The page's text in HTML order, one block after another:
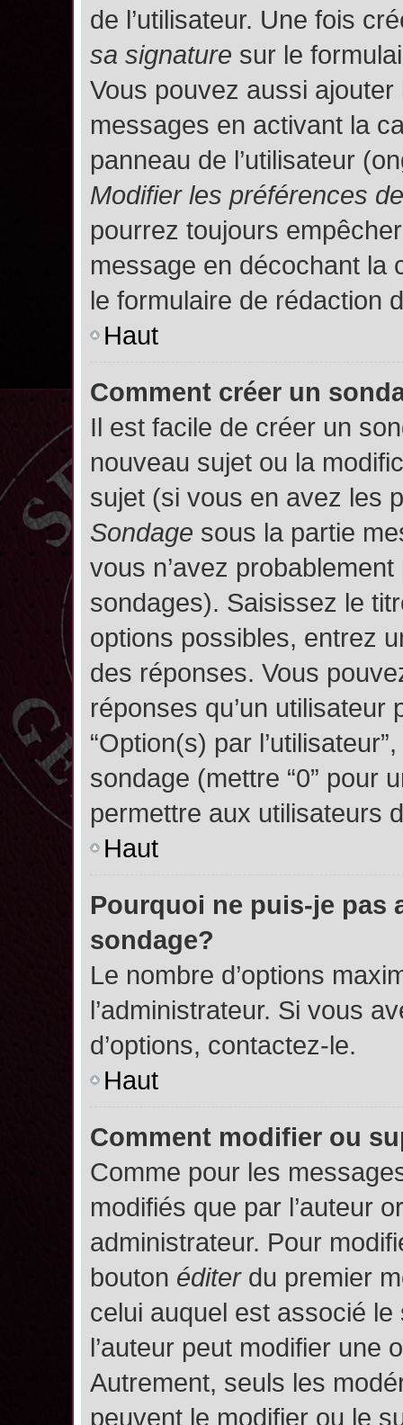
de l’utilisateur. Une fois
sa signature sur le
Vous pouvez aussi
messages en activant la
panneau de l’utilisateur
Modifier les préférences
pourrez toujours
message en décochant la
le formulaire de rédaction
Haut
Comment créer un
Il est facile de créer un
nouveau sujet ou la
sujet (si vous en avez les
Sondage sous la partie
vous n’avez
sondages). Saisissez le
options possibles, entrez
des réponses. Vous
réponses qu’un
“Option(s) par
sondage (mettre “0” pour
permettre aux utilisateurs
Haut
Pourquoi ne puis-je pas
sondage?
Le nombre d’options
l’administrateur. Si vous
d’options, contactez-le.
Haut
Comment modifier ou
Comme pour les
modifiés que par l’auteur
administrateur. Pour
bouton éditerdu premier
celui auquel est associé le
l’auteur peut modifier une
Autrement, seuls les
peuvent le modifier ou le